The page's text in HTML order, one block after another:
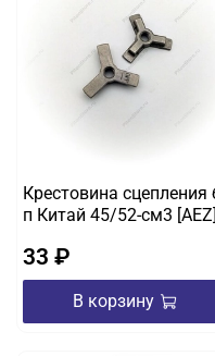
Крестовина сцепления
п Китай 45/52-см3 [AEZ]
33 ₽
В корзину